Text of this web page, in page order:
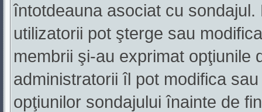
întotdeauna asociat cu
utilizatorii pot şterge sau
membrii şi-au exprimat opţiunile
administratorii îl pot modifica
opţiunilor sondajului înainte de